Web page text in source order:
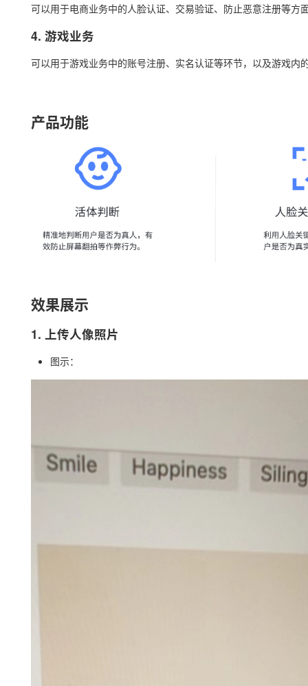
可以用于电商业务中的人脸认证、交易验证、防止恶意注册等方
4. 游戏业务
可以用于游戏业务中的账号注册、实名认证等环节，以及游戏内
产品功能
效果展示
1. 上传人像照片
图示：